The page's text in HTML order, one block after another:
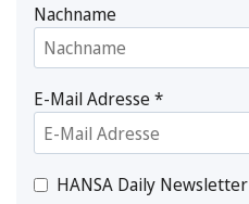
Nachname
E-Mail Adresse*
HANSA Daily Newsletter